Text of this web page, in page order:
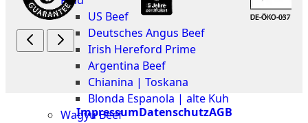
Club
Stuttgart
US Beef
Deutsches Angus Beef
Irish Hereford Prime
Argentina Beef
Chianina | Toskana
Blonda Espanola | alte Kuh
Wagyu Beef
ImpressumDatenschutzAGB